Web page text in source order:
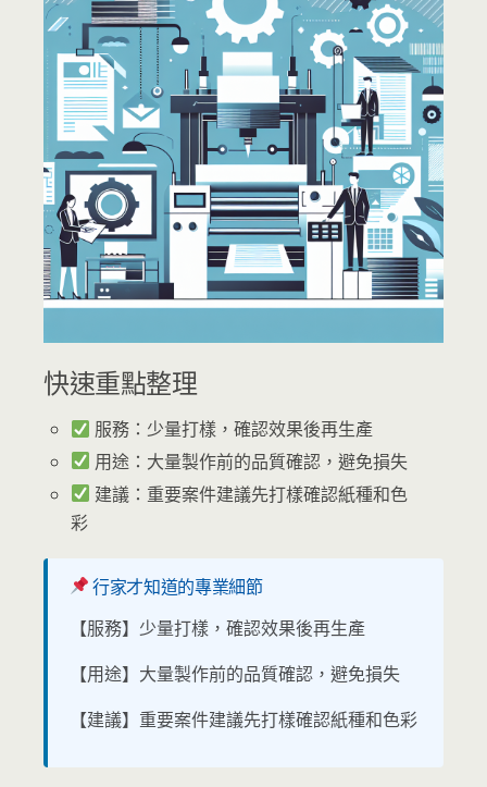
快速重點整理
服務：少量打樣，確認效果後再生產
用途：大量製作前的品質確認，避免損失
建議：重要案件建議先打樣確認紙種和色
彩
行家才知道的專業細節
【服務】少量打樣，確認效果後再生產
【用途】大量製作前的品質確認，避免損失
【建議】重要案件建議先打樣確認紙種和色彩